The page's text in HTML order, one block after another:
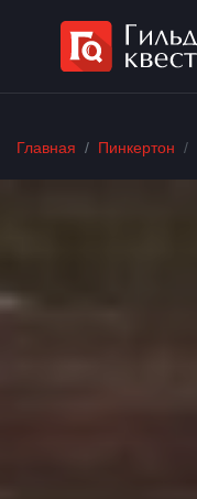
Главная Пинкертон